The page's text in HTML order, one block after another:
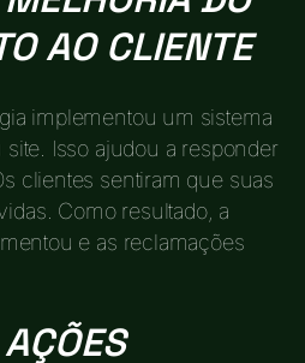
AO CLIENTE
implementou um sistema
Isso ajudou a responder
clientes sentiram que suas
Como resultado, a
e as reclamações